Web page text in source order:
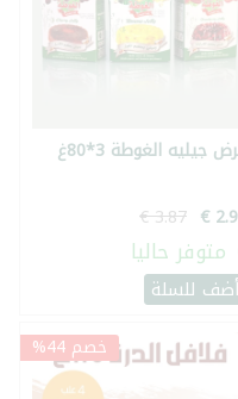
جيليه الغوطة 3*80غ
متوفر حاليا
أضف للسلة
خصم 44%